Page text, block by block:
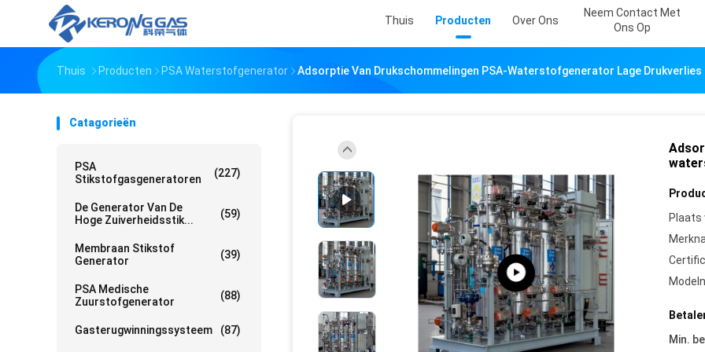
Thuis Producten Over Ons
Neem Contact Met
Ons Op
Thuis Producten PSA Waterstofgenerator Adsorptie Van Drukschommelingen PSA-Waterstofgenerator Lage Drukverlies
Catagorieën
PSA
Stikstofgasgeneratoren
(227)
De Generator Van De
Hoge Zuiverheidsstik...
(59)
Membraan Stikstof
Generator
(39)
PSA Medische
Zuurstofgenerator
(88)
Gasterugwinningssysteem (87)
Plaats
Min.